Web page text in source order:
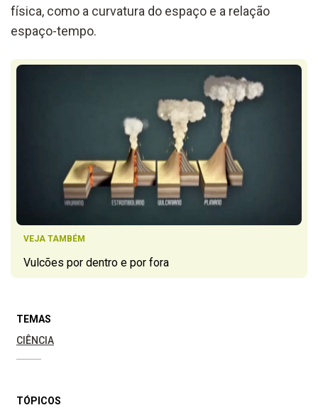
física, como a curvatura do espaço e a relação
espaço-tempo.
VEJA TAMBÉM
Vulcões por dentro e por fora
TEMAS
CIÊNCIA
TÓPICOS